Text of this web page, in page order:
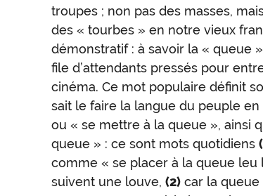
troupes ; non pas des masses,
des « tourbes » en notre vieux
démonstratif : à savoir la « queue
file d’attendants pressés pour
cinéma. Ce mot populaire définit
sait le faire la langue du peuple
ou « se mettre à la queue », ainsi
queue » : ce sont mots quotidiens
comme « se placer à la queue leu
suivent une louve,(2) car la queue